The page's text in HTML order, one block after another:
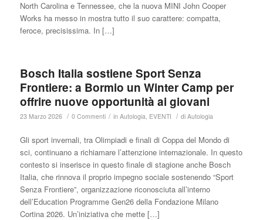
North Carolina e Tennessee, che la nuova MINI John Cooper
Works ha messo in mostra tutto il suo carattere: compatta,
feroce, precisissima. In […]
Bosch Italia sostiene Sport Senza
Frontiere: a Bormio un Winter Camp per
offrire nuove opportunità ai giovani
23 Marzo 2026 / 0 Commenti / in Autologia EVENTI / di Autologia
Gli sport invernali, tra Olimpiadi e finali di Coppa del Mondo di
sci, continuano a richiamare l’attenzione internazionale. In questo
contesto si inserisce in questo finale di stagione anche Bosch
Italia, che rinnova il proprio impegno sociale sostenendo “Sport
Senza Frontiere”, organizzazione riconosciuta all’interno
dell’Education Programme Gen26 della Fondazione Milano
Cortina 2026. Un’iniziativa che mette […]